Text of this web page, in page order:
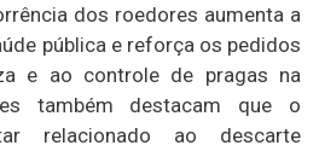
dos roedores aumenta a
pública e reforça os pedidos
e ao controle de pragas na
também destacam que o
relacionado ao descarte